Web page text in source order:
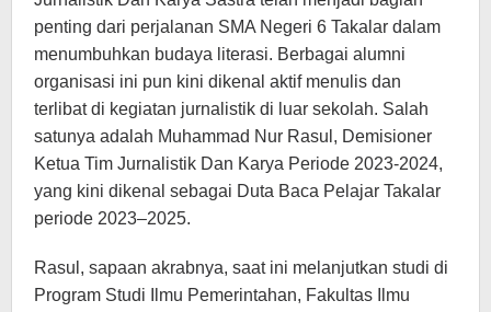
penting dari perjalanan SMA Negeri 6 Takalar dalam
menumbuhkan budaya literasi. Berbagai alumni
organisasi ini pun kini dikenal aktif menulis dan
terlibat di kegiatan jurnalistik di luar sekolah. Salah
satunya adalah Muhammad Nur Rasul, Demisioner
Ketua Tim Jurnalistik Dan Karya Periode 2023-2024,
yang kini dikenal sebagai Duta Baca Pelajar Takalar
periode 2023–2025.
Rasul, sapaan akrabnya, saat ini melanjutkan studi di
Program Studi Ilmu Pemerintahan, Fakultas Ilmu